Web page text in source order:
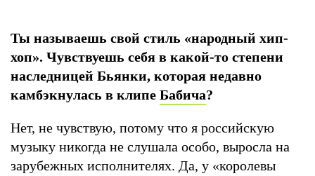
Ты называешь свой стиль «народный хип-
хоп». Чувствуешь себя в какой-то степени
наследницей Бьянки, которая недавно
камбэкнулась в клипе Бабича?
Нет, не чувствую, потому что я российскую
музыку никогда не слушала особо, выросла на
зарубежных исполнителях. Да, у «королевы